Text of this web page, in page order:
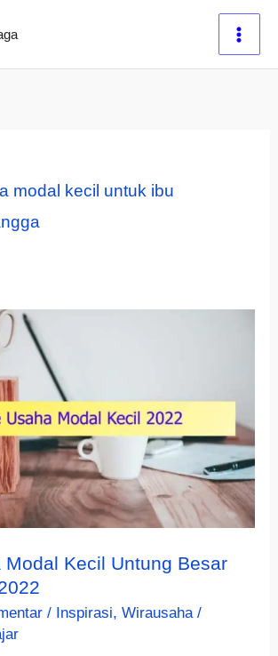
modal kecil untuk ibu
Modal Kecil Untung Besar
/ Inspirasi,Wirausaha/